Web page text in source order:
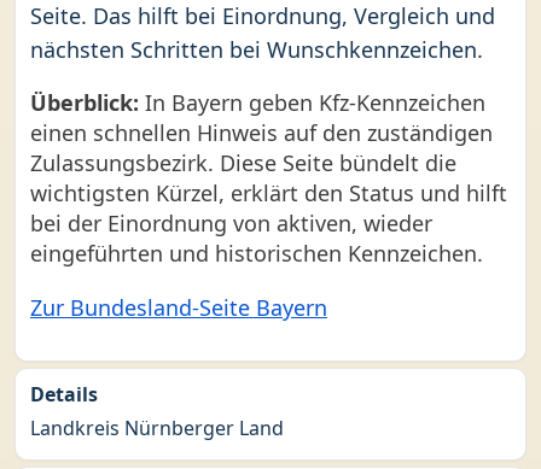
Seite. Das hilft bei Einordnung, Vergleich und
nächsten Schritten bei Wunschkennzeichen.
Überblick: In Bayern geben Kfz-Kennzeichen
einen schnellen Hinweis auf den zuständigen
Zulassungsbezirk. Diese Seite bündelt die
wichtigsten Kürzel, erklärt den Status und hilft
bei der Einordnung von aktiven, wieder
eingeführten und historischen Kennzeichen.
Zur Bundesland-Seite Bayern
Details
Landkreis Nürnberger Land